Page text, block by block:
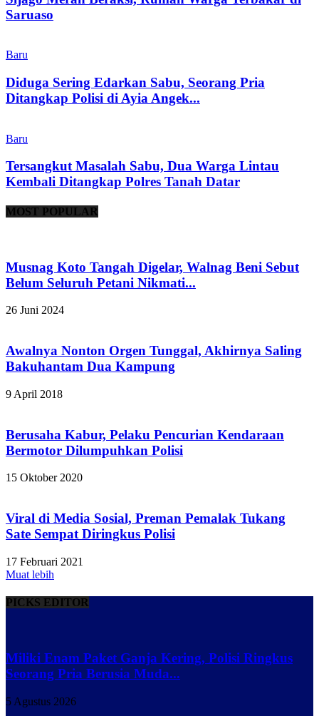
Saruaso
Baru
Diduga Sering Edarkan Sabu, Seorang Pria
Ditangkap Polisi di Ayia Angek...
Baru
Tersangkut Masalah Sabu, Dua Warga Lintau
Kembali Ditangkap Polres Tanah Datar
MOST POPULAR
Musnag Koto Tangah Digelar, Walnag Beni Sebut
Belum Seluruh Petani Nikmati...
26 Juni 2024
Awalnya Nonton Orgen Tunggal, Akhirnya Saling
Bakuhantam Dua Kampung
9 April 2018
Berusaha Kabur, Pelaku Pencurian Kendaraan
Bermotor Dilumpuhkan Polisi
15 Oktober 2020
Viral di Media Sosial, Preman Pemalak Tukang
Sate Sempat Diringkus Polisi
17 Februari 2021
Muat lebih
PICKS EDITOR
Miliki Enam Paket Ganja Kering, Polisi Ringkus
Seorang Pria Berusia Muda...
5 Agustus 2026